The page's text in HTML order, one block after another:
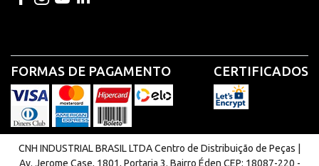
FORMAS DE PAGAMENTO CERTIFICADOS
CNH INDUSTRIAL BRASIL LTDA Centro de Distribuição de Peças |
Av. Jerome Case, 1801, Portaria 3. Bairro Éden CEP: 18087-220 -